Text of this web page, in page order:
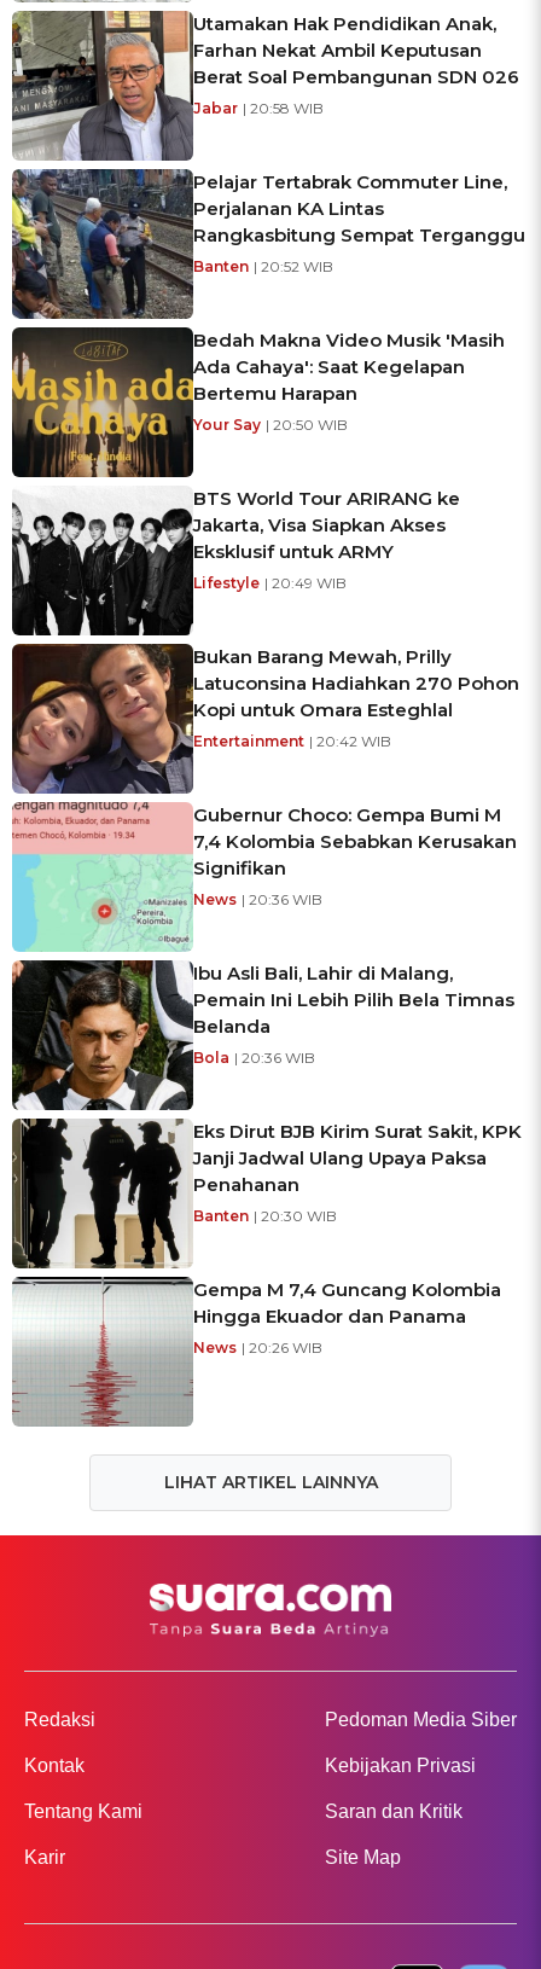
Utamakan Hak Pendidikan Anak,
Farhan Nekat Ambil Keputusan
Berat Soal Pembangunan SDN 026
Jabar | 20:58 WIB
Pelajar Tertabrak Commuter Line,
Perjalanan KA Lintas
Rangkasbitung Sempat Terganggu
Banten | 20:52 WIB
Bedah Makna Video Musik 'Masih
Ada Cahaya': Saat Kegelapan
Bertemu Harapan
Your Say | 20:50 WIB
BTS World Tour ARIRANG ke
Jakarta, Visa Siapkan Akses
Eksklusif untuk ARMY
Lifestyle | 20:49 WIB
Bukan Barang Mewah, Prilly
Latuconsina Hadiahkan 270 Pohon
Kopi untuk Omara Esteghlal
Entertainment | 20:42 WIB
Gubernur Choco: Gempa Bumi M
7,4 Kolombia Sebabkan Kerusakan
Signifikan
News | 20:36 WIB
Ibu Asli Bali, Lahir di Malang,
Pemain Ini Lebih Pilih Bela Timnas
Belanda
Bola | 20:36 WIB
Eks Dirut BJB Kirim Surat Sakit, KPK
Janji Jadwal Ulang Upaya Paksa
Penahanan
Banten | 20:30 WIB
Gempa M 7,4 Guncang Kolombia
Hingga Ekuador dan Panama
News | 20:26 WIB
LIHAT ARTIKEL LAINNYA
Redaksi
Kontak
Tentang Kami
Karir
Pedoman Media Siber
Kebijakan Privasi
Saran dan Kritik
Site Map